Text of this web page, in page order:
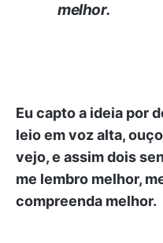
melhor.
Eu capto a ideia por
leio em voz alta,
vejo, e assim dois
me lembro melhor,
compreenda melhor.